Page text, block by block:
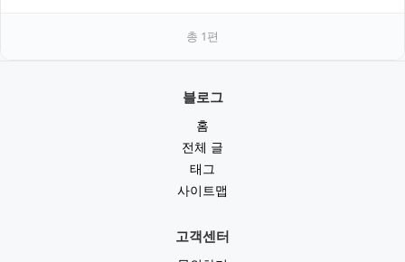
총 1편
블로그
홈
전체 글
태그
사이트맵
고객센터